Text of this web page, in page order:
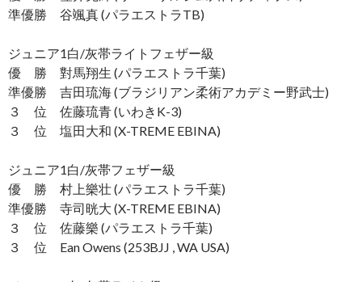
準優勝 谷颯真 (パラエストラTB)
ジュニア1白/灰帯ライトフェザー級
優 勝 對馬翔生 (パラエストラ千葉)
準優勝 吉田琉海 (ブラジリアン柔術アカデミー野武士)
３ 位 佐藤琉青 (いわきK-3)
３ 位 塩田大和 (X-TREME EBINA)
ジュニア1白/灰帯フェザー級
優 勝 村上樂壮 (パラエストラ千葉)
準優勝 寺司晄大 (X-TREME EBINA)
３ 位 佐藤樂 (パラエストラ千葉)
３ 位 Ean Owens (253BJJ , WA USA)